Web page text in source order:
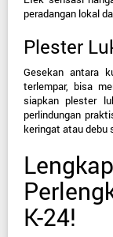
peradangan lokal
Plester
Gesekan antara
terlempar, bisa
siapkan plester
perlindungan
keringat atau debu
K-24!